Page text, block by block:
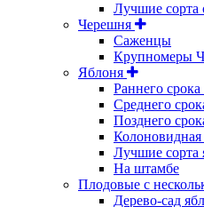
Лучшие сорта
Черешня
Саженцы
Крупномеры
Яблоня
Раннего срока
Среднего
Позднего
Колоновидная
Лучшие сорта
На штамбе
Плодовые с
Дерево-сад